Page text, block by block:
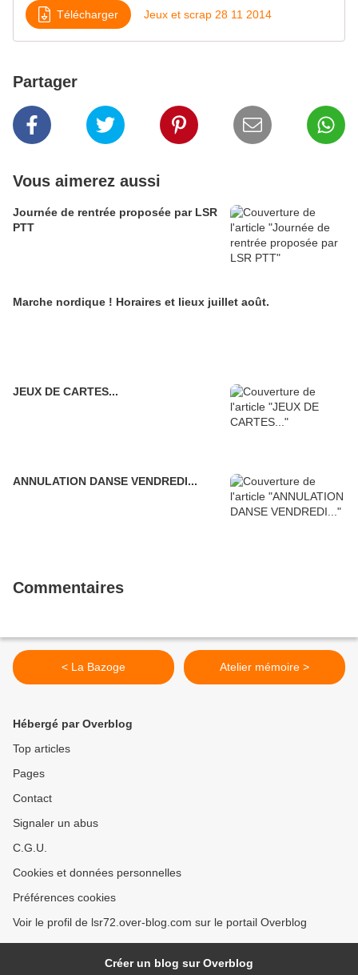
Télécharger Jeux et scrap 28 11 2014
Partager
Vous aimerez aussi
Journée de rentrée proposée par LSR
PTT
Marche nordique ! Horaires et lieux juillet août.
JEUX DE CARTES...
ANNULATION DANSE VENDREDI...
Commentaires
< La Bazoge Atelier mémoire >
Hébergé par Overblog
Top articles
Pages
Contact
Signaler un abus
C.G.U.
Cookies et données personnelles
Préférences cookies
Voir le profil de lsr72.over-blog.com sur le portail Overblog
Créer un blog sur Overblog